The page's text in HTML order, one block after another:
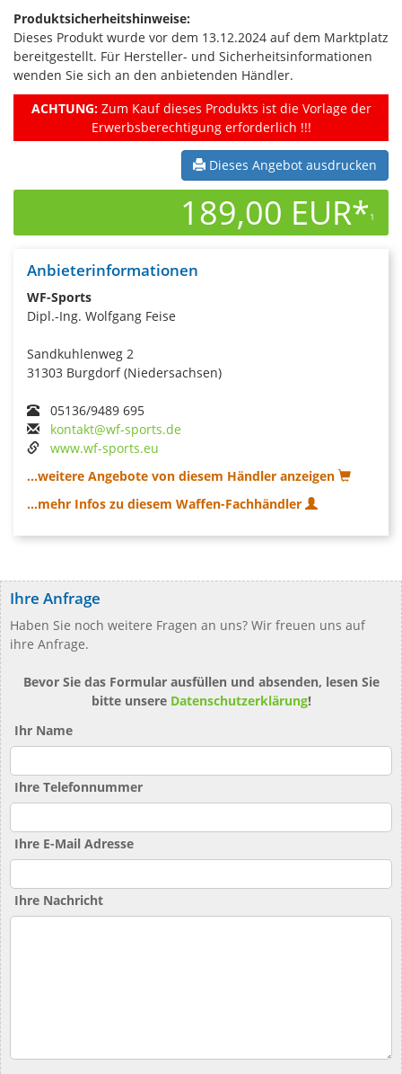
Produktsicherheitshinweise:
Dieses Produkt wurde vor dem 13.12.2024 auf dem Marktplatz
bereitgestellt. Für Hersteller- und Sicherheitsinformationen
wenden Sie sich an den anbietenden Händler.
ACHTUNG:Zum Kauf dieses Produkts ist die Vorlage der
Erwerbsberechtigung erforderlich !!!
Dieses Angebot ausdrucken
189,00 EUR*1
Anbieterinformationen
WF-Sports
Dipl.-Ing. Wolfgang Feise
Sandkuhlenweg 2
31303 Burgdorf (Niedersachsen)
05136/9489 695
kontakt@wf-sports.de
www.wf-sports.eu
...weitere Angebote von diesem Händler anzeigen
...mehr Infos zu diesem Waffen-Fachhändler
Ihre Anfrage
Haben Sie noch weitere Fragen an uns? Wir freuen uns auf
ihre Anfrage.
Bevor Sie das Formular ausfüllen und absenden, lesen Sie
bitte unsere Datenschutzerklärung!
Ihr Name
Ihre Telefonnummer
Ihre E-Mail Adresse
Ihre Nachricht